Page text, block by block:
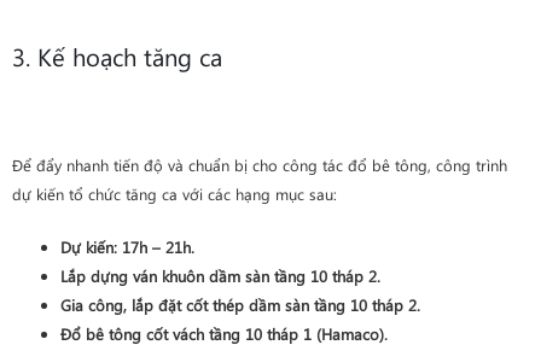
3. Kế hoạch tăng ca
Để đẩy nhanh tiến độ và chuẩn bị cho công tác đổ bê tông, công trình
dự kiến tổ chức tăng ca với các hạng mục sau:
Dự kiến: 17h – 21h.
Lắp dựng ván khuôn dầm sàn tầng 10 tháp 2.
Gia công, lắp đặt cốt thép dầm sàn tầng 10 tháp 2.
Đổ bê tông cốt vách tầng 10 tháp 1 (Hamaco).